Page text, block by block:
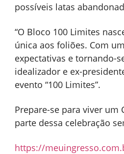
possíveis latas
“O Bloco 100 Limites
única aos foliões. Com
expectativas e tornando-
idealizador e ex-
evento “100 Limites”.
Prepare-se para viver um
parte dessa celebração
https://